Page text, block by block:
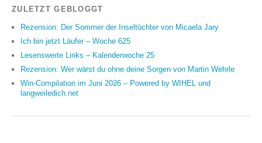
ZULETZT GEBLOGGT
Rezension: Der Sommer der Inseltöchter von Micaela Jary
Ich bin jetzt Läufer – Woche 625
Lesenswerte Links – Kalenderwoche 25
Rezension: Wer wärst du ohne deine Sorgen von Martin Wehrle
Win-Compilation im Juni 2026 – Powered by WIHEL und
langweiledich.net